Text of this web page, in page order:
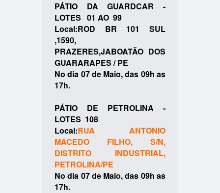
PÁTIO DA GUARDCAR -
LOTES 01 AO 99
Local:ROD BR 101 SUL
,1590,
PRAZERES,JABOATÃO DOS
GUARARAPES / PE
No dia 07 de Maio, das 09h as
17h.
PÁTIO DE PETROLINA -
LOTES 108
Local:RUA ANTONIO
MACEDO FILHO, S/N,
DISTRITO INDUSTRIAL,
PETROLINA/PE
No dia 07 de Maio, das 09h as
17h.